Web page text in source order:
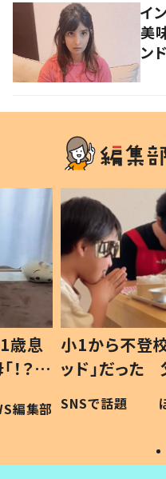
イ
美
ン
歳息
？」
編集部
小1から不登
ッド」だった
作り続ける
#令和の子
SNSで話題